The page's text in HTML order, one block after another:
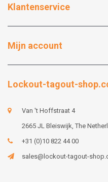
Klantenservice
Mijn account
Lockout-tagout-
Van 't Hoffstraat 4
2665 JL Bleiswijk, The
+31 (0)10 822 44 00
sales@lockout-tagout-